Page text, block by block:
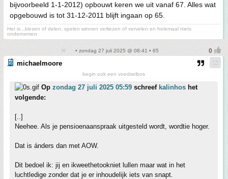
bijvoorbeeld 1-1-2012) opbouwt keren we uit vanaf 67. Alles wat
opgebouwd is tot 31-12-2011 blijft ingaan op 65.
Het is...kiezen of delen, spelen winnen verliezen of vervelen en helemaal niets
ondernemen
• zondag 27 juli 2025 @ 08:41 • 65
michaelmoore
begin ook een voedselbos
Op zondag 27 juli 2025 05:59 schreef kalinhos het
volgende:
[..]
Neehee. Als je pensioenaanspraak uitgesteld wordt, wordtie hoger.
Dat is ánders dan met AOW.
Dit bedoel ik: jij en ikweethetookniet lullen maar wat in het
luchtledige zonder dat je er inhoudelijk iets van snapt.